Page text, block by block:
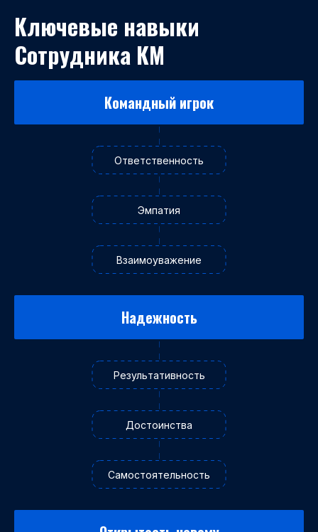
Ключевые навыки
Сотрудника КМ
Командный игрок
Ответственность
Эмпатия
Взаимоуважение
Надежность
Результативность
Достоинства
Самостоятельность